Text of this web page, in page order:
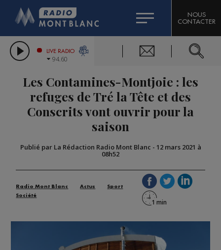
LES CHRONIQUES DE L'EXPERT
CITIZEN MACHINERY
GRAND MASSIF DOMAINES SKIABLES
BIGARD
COMPAGNIE DU MONT-BLANC
NOUS
CONTACTER
LIVE RADIO
94.60
Les Contamines-Montjoie : les
refuges de Tré la Tête et des
Conscrits vont ouvrir pour la
saison
Publié par La Rédaction Radio Mont Blanc - 12 mars 2021 à
08h52
Radio Mont Blanc Actus
Sport
Société